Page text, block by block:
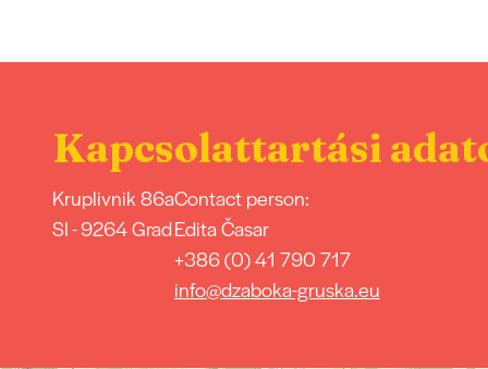
Kapcsolattartási
Kruplivnik 86a
SI - 9264 Grad
Contact person:
Edita Časar
+386 (0) 41 790 717
info@dzaboka-gruska.eu